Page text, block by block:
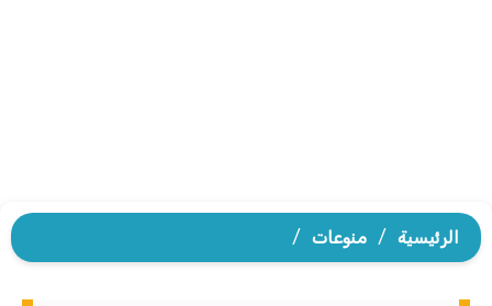
الرئيسية / منوعات /